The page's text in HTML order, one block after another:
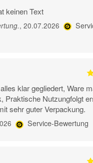
keinen Text
., 20.07.2026
klar gegliedert, Ware
Praktische Nutzungfolgt
sehr guter Verpackung.
Service-Bewertung